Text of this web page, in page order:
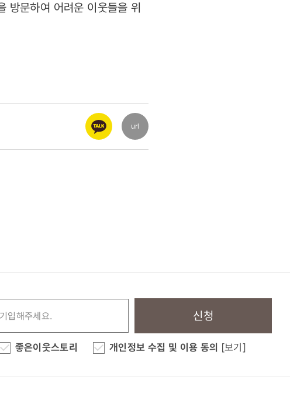
방문하여 어려운 이웃들을 위
url
신청
좋은이웃스토리 개인정보 수집 및 이용 동의 [보기]